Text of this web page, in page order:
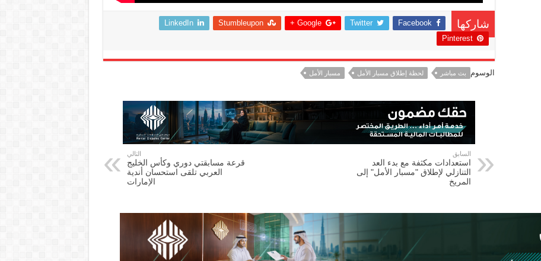
شاركها Facebook
Twitter
Google +
Stumbleupon
LinkedIn
Pinterest
الوسوم بث مباشر لحظة إطلاق مسبار الأمل مسبار الأمل
السابق
استعدادات مكثفة مع بدء العد
التنازلي لإطلاق "مسبار الأمل" إلى
المريخ
التالي
قرعة مسابقتي دوري وكأس الخليج
العربي تلقى استحسان أندية
الإمارات